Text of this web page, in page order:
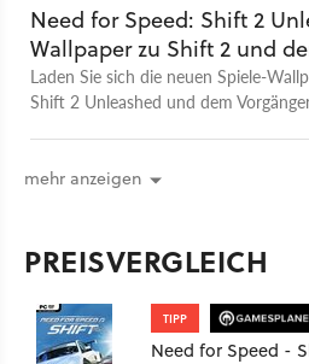
Need for Speed: Shift 2
Wallpaper zu Shift 2 und
Laden Sie sich die neuen Spiele-
Shift 2 Unleashed und dem
mehr anzeigen
PREISVERGLEICH
TIPP
Need for Speed -